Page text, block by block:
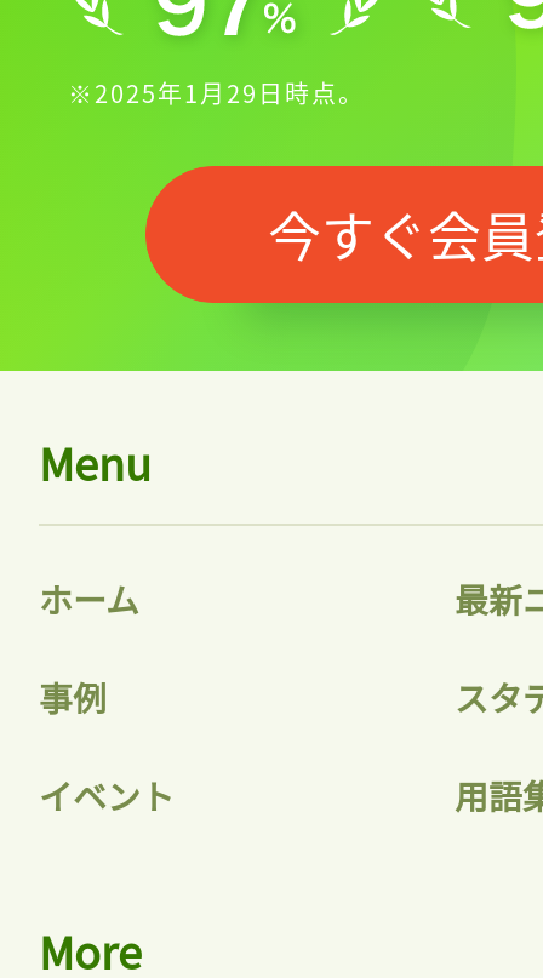
※2025年1月29日時点。
今すぐ会
Menu
ホーム 最新
事例 スタ
イベント 用語
More